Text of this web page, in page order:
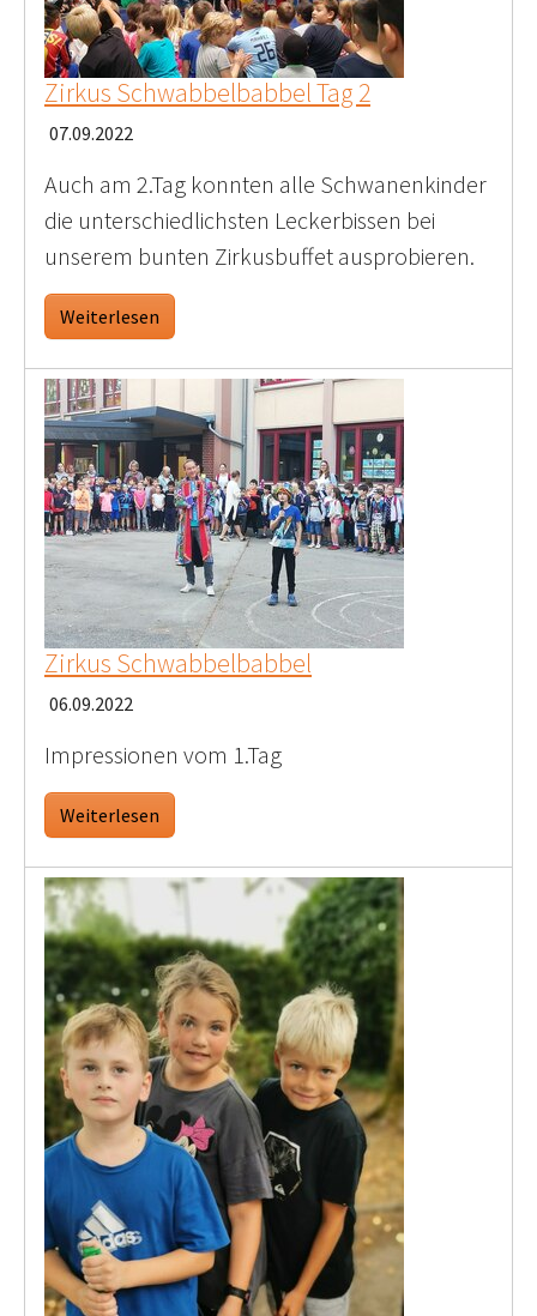
Zirkus Schwabbelbabbel Tag 2
07.09.2022
Auch am 2.Tag konnten alle Schwanenkinder
die unterschiedlichsten Leckerbissen bei
unserem bunten Zirkusbuffet ausprobieren.
Weiterlesen
Zirkus Schwabbelbabbel
06.09.2022
Impressionen vom 1.Tag
Weiterlesen